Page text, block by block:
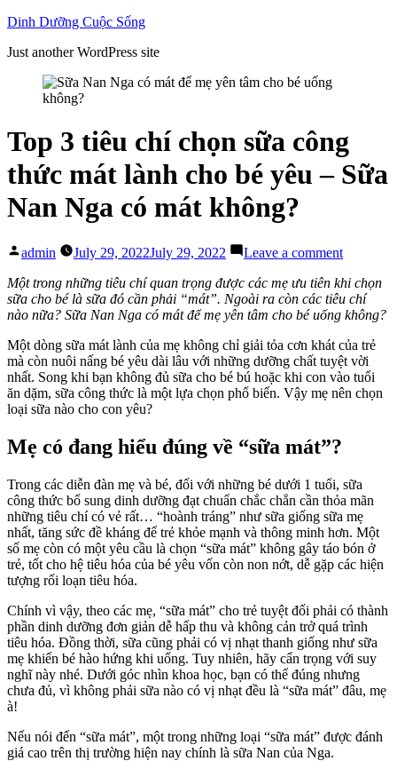
Skip
content
Dinh Dưỡng Cuộc Sống
Just another WordPress site
Top 3 tiêu chí chọn sữa công
thức mát lành cho bé yêu – Sữa
Nan Nga có mát không?
Posted
admin July 29, 2022July 29, 2022 Leave a commenton
3
tiêu
chí
sữa
công
thức
mát
Sữa
Nan
Nga
có
mát
không?
Một trong những tiêu chí quan trọng được các mẹ ưu tiên khi chọn
sữa cho bé là sữa đó cần phải “mát”. Ngoài ra còn các tiêu chí
nào nữa? Sữa Nan Nga có mát để mẹ yên tâm cho bé uống không?
Một dòng sữa mát lành của mẹ không chỉ giải tỏa cơn khát của trẻ
mà còn nuôi nấng bé yêu dài lâu với những dưỡng chất tuyệt vời
nhất. Song khi bạn không đủ sữa cho bé bú hoặc khi con vào tuổi
ăn dặm, sữa công thức là một lựa chọn phổ biến. Vậy mẹ nên chọn
loại sữa nào cho con yêu?
Mẹ có đang hiểu đúng về “sữa mát”?
Trong các diễn đàn mẹ và bé, đối với những bé dưới 1 tuổi, sữa
công thức bổ sung dinh dưỡng đạt chuẩn chắc chắn cần thỏa mãn
những tiêu chí có vẻ rất… “hoành tráng” như sữa giống sữa mẹ
nhất, tăng sức đề kháng để trẻ khỏe mạnh và thông minh hơn. Một
số mẹ còn có một yêu cầu là chọn “sữa mát” không gây táo bón ở
trẻ, tốt cho hệ tiêu hóa của bé yêu vốn còn non nớt, dễ gặp các hiện
tượng rối loạn tiêu hóa.
Chính vì vậy, theo các mẹ, “sữa mát” cho trẻ tuyệt đối phải có thành
phần dinh dưỡng đơn giản dễ hấp thu và không cản trở quá trình
tiêu hóa. Đồng thời, sữa cũng phải có vị nhạt thanh giống như sữa
mẹ khiến bé hào hứng khi uống. Tuy nhiên, hãy cẩn trọng với suy
nghĩ này nhé. Dưới góc nhìn khoa học, bạn có thể đúng nhưng
chưa đủ, vì không phải sữa nào có vị nhạt đều là “sữa mát” đâu, mẹ
à!
Nếu nói đến “sữa mát”, một trong những loại “sữa mát” được đánh
giá cao trên thị trường hiện nay chính là sữa Nan của Nga.